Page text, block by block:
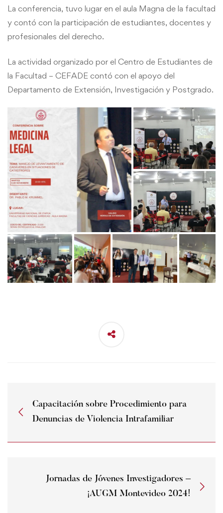
La conferencia, tuvo lugar en el aula Magna de la facultad
y contó con la participación de estudiantes, docentes y
profesionales del derecho.
La actividad organizado por el Centro de Estudiantes de
la Facultad – CEFADE contó con el apoyo del
Departamento de Extensión, Investigación y Postgrado.
Capacitación sobre Procedimiento para
Denuncias de Violencia Intrafamiliar
Jornadas de Jóvenes Investigadores –
¡AUGM Montevideo 2024!